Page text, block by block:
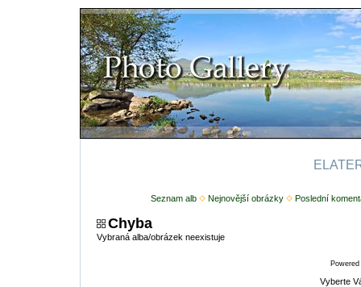
Seznam alb Nejnovější obrázky Poslední
Chyba
Vybraná alba/obrázek neexistuje
Vyberte